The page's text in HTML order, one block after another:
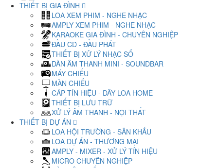
THIẾT BỊ GIA ĐÌNH
LOA XEM PHIM - NGHE NHẠC
AMPLY XEM PHIM - NGHE NHẠC
KARAOKE GIA ĐÌNH - CHUYÊN NGHIỆP
ĐẦU CD - ĐẦU PHÁT
THIẾT BỊ XỬ LÝ NHẠC SỐ
DÀN ÂM THANH MINI - SOUNDBAR
MÁY CHIẾU
MÀN CHIẾU
CÁP TÍN HIỆU - DÂY LOA HOME
THIẾT BỊ LƯU TRỮ
XỬ LÝ ÂM THANH - NỘI THẤT
THIẾT BỊ DỰ ÁN
LOA HỘI TRƯỜNG - SÂN KHẤU
LOA DỰ ÁN - THƯƠNG MẠI
AMPLY - MIXER - XỬ LÝ TÍN HIỆU
MICRO CHUYÊN NGHIỆP